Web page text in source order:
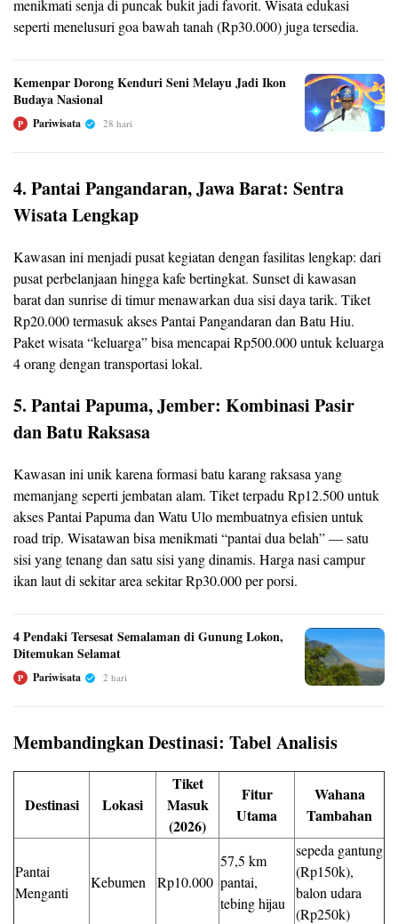
menikmati senja di puncak bukit jadi favorit. Wisata edukasi
seperti menelusuri goa bawah tanah (Rp30.000) juga tersedia.
Kemenpar Dorong Kenduri Seni Melayu Jadi Ikon
Budaya Nasional
P Pariwisata 28 hari
4. Pantai Pangandaran, Jawa Barat: Sentra
Wisata Lengkap
Kawasan ini menjadi pusat kegiatan dengan fasilitas lengkap: dari
pusat perbelanjaan hingga kafe bertingkat. Sunset di kawasan
barat dan sunrise di timur menawarkan dua sisi daya tarik. Tiket
Rp20.000 termasuk akses Pantai Pangandaran dan Batu Hiu.
Paket wisata “keluarga” bisa mencapai Rp500.000 untuk keluarga
4 orang dengan transportasi lokal.
5. Pantai Papuma, Jember: Kombinasi Pasir
dan Batu Raksasa
Kawasan ini unik karena formasi batu karang raksasa yang
memanjang seperti jembatan alam. Tiket terpadu Rp12.500 untuk
akses Pantai Papuma dan Watu Ulo membuatnya efisien untuk
road trip. Wisatawan bisa menikmati “pantai dua belah” — satu
sisi yang tenang dan satu sisi yang dinamis. Harga nasi campur
ikan laut di sekitar area sekitar Rp30.000 per porsi.
4 Pendaki Tersesat Semalaman di Gunung Lokon,
Ditemukan Selamat
P Pariwisata 2 hari
Membandingkan Destinasi: Tabel Analisis
Destinasi Lokasi
Tiket
Masuk
(2026)
Fitur
Utama
Wahana
Tambahan
Pantai
Menganti
Kebumen Rp10.000
57,5 km
pantai,
tebing hijau
sepeda gantung
(Rp150k),
balon udara
(Rp250k)